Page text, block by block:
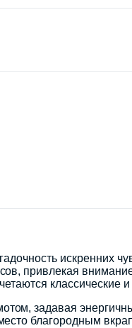
искренних
привлекая
классические
задавая
благородным